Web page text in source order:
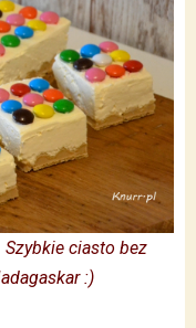
ciasto bez
:)